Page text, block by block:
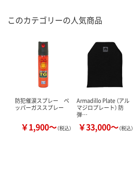
このカテゴリーの人気商品
防犯催涙スプレー ペ
ッパーガススプレー
￥1,900～（税込）
Armadillo Plate （アル
マジロプレート） 防
弾…
￥33,000～（税込）